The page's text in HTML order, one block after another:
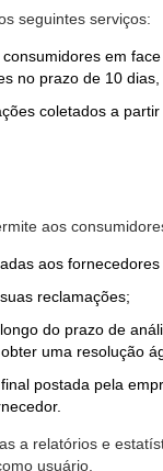
seguintes serviços:
em
no prazo de 10
coletados a
aos
aos
reclamações;
do prazo de
uma resolução
postada pela
a relatórios e
usuário.